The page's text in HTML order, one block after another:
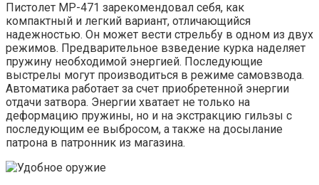
Пистолет МР-471 зарекомендовал себя, как
компактный и легкий вариант, отличающийся
надежностью. Он может вести стрельбу в одном из двух
режимов. Предварительное взведение курка наделяет
пружину необходимой энергией. Последующие
выстрелы могут производиться в режиме самовзвода.
Автоматика работает за счет приобретенной энергии
отдачи затвора. Энергии хватает не только на
деформацию пружины, но и на экстракцию гильзы с
последующим ее выбросом, а также на досылание
патрона в патронник из магазина.